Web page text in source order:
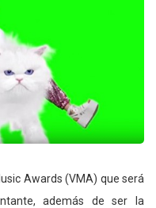
Awards (VMA) que será
además de ser la